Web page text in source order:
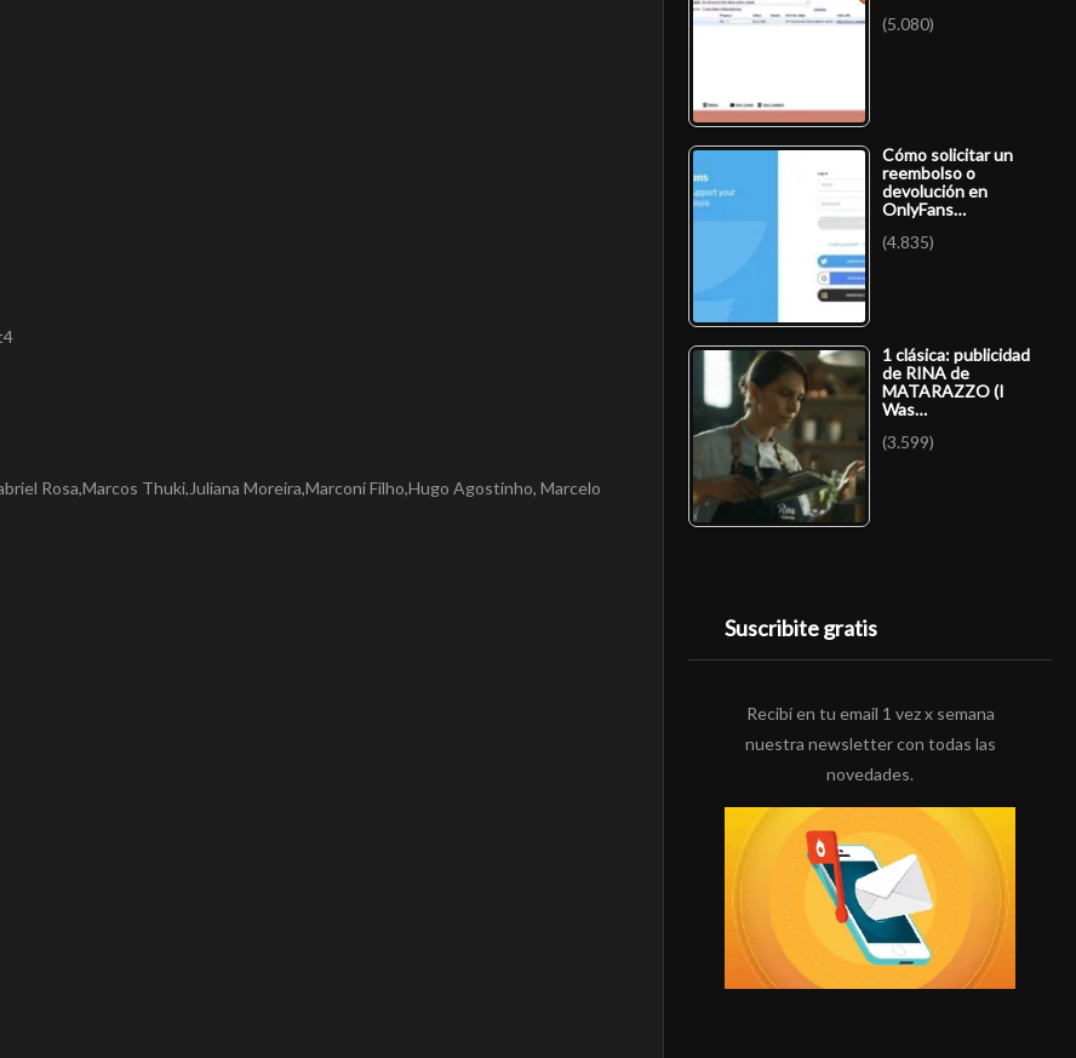
Rosa,Marcos Thuki,Juliana Moreira,Marconi Filho,Hugo Agostinho, Marcelo
(5.080)
Cómo solicitar un
reembolso o
devolución en
OnlyFans…
(4.835)
1 clásica: publicidad
de RINA de
MATARAZZO (I
Was…
(3.599)
Suscribite gratis
Recibí en tu email 1 vez x semana
nuestra newsletter con todas las
novedades.